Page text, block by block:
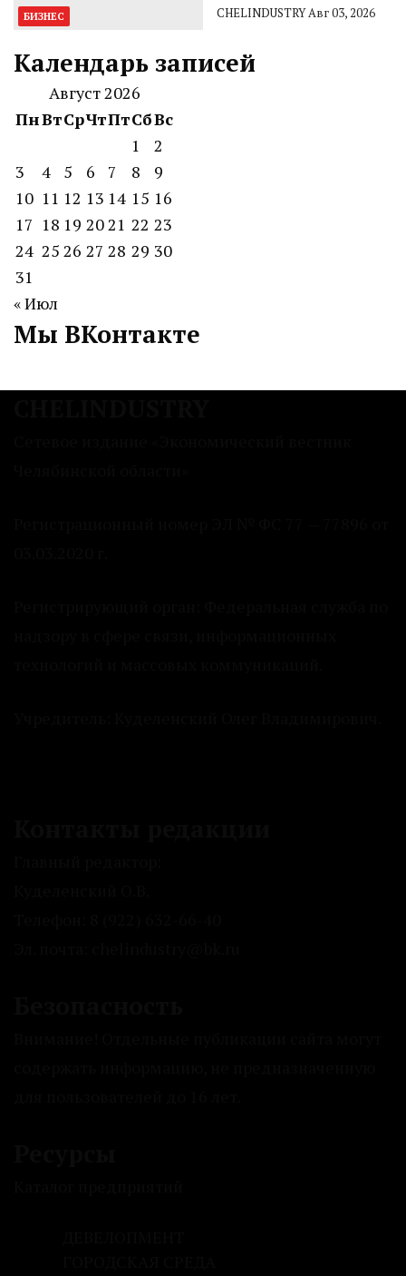
БИЗНЕС CHELINDUSTRYАвг 03, 2026
Календарь записей
Август 2026
ПнВтСрЧтПтСбВс
1
2
3
4 5 6 7 8
9
10 11 12 13 14 15 16
17 18 19 2021 22 23
24 25 26 27 28 29 30
31
« Июл
Мы ВКонтакте